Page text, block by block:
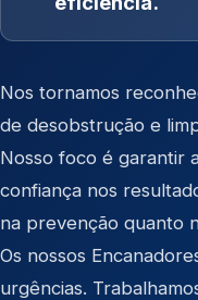
Nos tornamos
de desobstrução e
Nosso foco é garantir
confiança nos
na prevenção quanto
Os nossos
urgências.